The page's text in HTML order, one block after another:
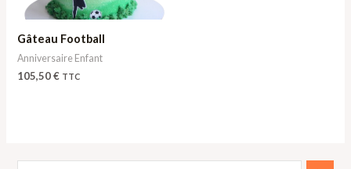
Gâteau Football
Anniversaire Enfant
105,50€ TTC